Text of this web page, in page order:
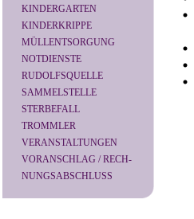
KINDERGARTEN
KINDERKRIPPE
MÜLLENTSORGUNG
NOTDIENSTE
RUDOLFSQUELLE
SAMMELSTELLE
STERBEFALL
TROMMLER
VERANSTALTUNGEN
VORANSCHLAG / RECH-
NUNGSABSCHLUSS